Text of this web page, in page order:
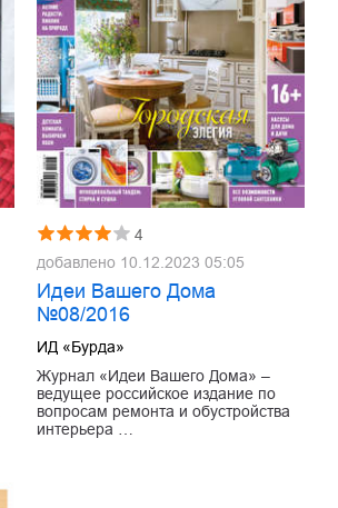
4
добавлено 10.12.2023 05:05
Идеи Вашего Дома
№08/2016
ИД «Бурда»
Журнал «Идеи Вашего Дома» –
ведущее российское издание по
вопросам ремонта и обустройства
интерьера …